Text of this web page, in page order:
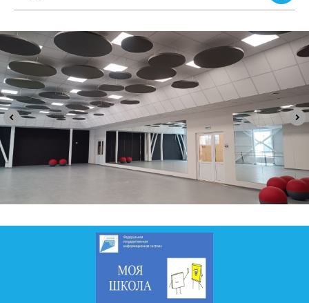
196624, Санкт-Петербург, Поселок Шушары, улица